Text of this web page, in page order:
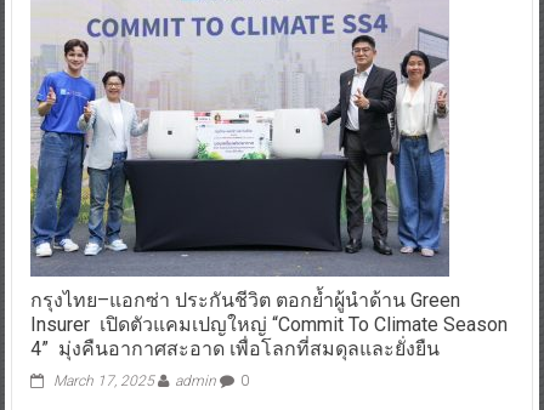
กรุงไทย–แอกซ่า ประกันชีวิต ตอกย้ำผู้นำด้าน Green
Insurer เปิดตัวแคมเปญใหญ่ “Commit To Climate Season
4” มุ่งคืนอากาศสะอาด เพื่อโลกที่สมดุลและยั่งยืน
March 17, 2025 admin 0